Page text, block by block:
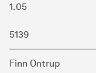
1.05
5139
Finn Ontrup